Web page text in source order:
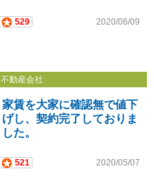
529 2020/06/09
不動産会社
家賃を大家に確認無で値下
げし、契約完了しておりま
した。
521 2020/05/07